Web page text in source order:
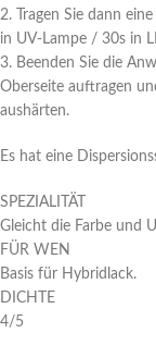
2. Tragen Sie dann
in UV-Lampe / 30s in
3. Beenden Sie die
Oberseite auftragen
aushärten.
Es hat eine
SPEZIALITÄT
Gleicht die Farbe und
FÜR WEN
Basis für Hybridlack.
DICHTE
4/5